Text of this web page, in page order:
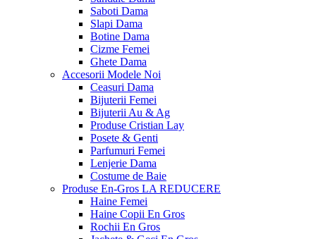
Saboti Dama
Slapi Dama
Botine Dama
Cizme Femei
Ghete Dama
Accesorii Modele Noi
Ceasuri Dama
Bijuterii Femei
Bijuterii Au & Ag
Produse Cristian Lay
Posete & Genti
Parfumuri Femei
Lenjerie Dama
Costume de Baie
Produse En-Gros LA REDUCERE
Haine Femei
Haine Copii En Gros
Rochii En Gros